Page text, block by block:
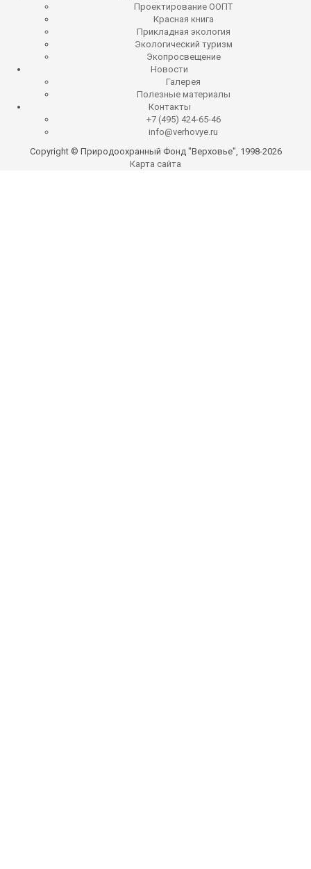
Проектирование ООПТ
Красная книга
Прикладная экология
Экологический туризм
Экопросвещение
Новости
Галерея
Полезные материалы
Контакты
+7 (495) 424-65-46
info@verhovye.ru
Copyright © Природоохранный Фонд "Верховье", 1998-2026
Карта сайта